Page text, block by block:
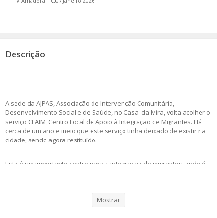
(RE) PENSAMENTOS
ECOMOVE-TE
Descrição
A sede da AJPAS, Associação de Intervenção Comunitária,
Desenvolvimento Social e de Saúde, no Casal da Mira, volta acolher o
serviço CLAIM, Centro Local de Apoio à Integração de Migrantes. Há
cerca de um ano e meio que este serviço tinha deixado de existir na
cidade, sendo agora restituído.
Este é um importante centro para a integração de migrantes, onde é
Mostrar